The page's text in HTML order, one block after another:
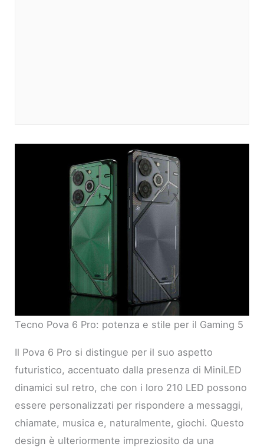
Tecno Pova 6 Pro: potenza e stile per il Gaming 5
Il Pova 6 Pro si distingue per il suo aspetto
futuristico, accentuato dalla presenza di MiniLED
dinamici sul retro, che con i loro 210 LED possono
essere personalizzati per rispondere a messaggi,
chiamate, musica e, naturalmente, giochi. Questo
design è ulteriormente impreziosito da una